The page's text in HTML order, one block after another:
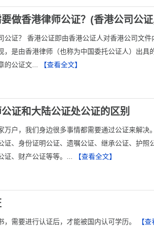
做香港律师公证？(香港公司公
公证？ 香港公证即由香港公证人对香港公司文
，是由香港律师（也称为中国委托公证人）出具
的公证文...
【查看全文】
证和大陆公证处公证的区别
万户，我们身边很多事情都需要通过公证来解决
证、身份证明公证、遗嘱公证、继承公证、护照
证、财产公证等等。...
【查看全文】
，需要进行认证后，才能被国内认可学历。 【